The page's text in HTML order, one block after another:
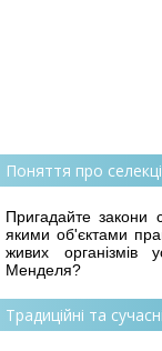
Поняття про
Пригадайте закони
якими об'єктами
живих організмів
Менделя?
Традиційні та